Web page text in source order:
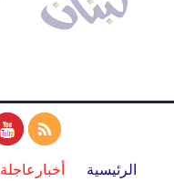
الرئيسية أخبارعاجلة